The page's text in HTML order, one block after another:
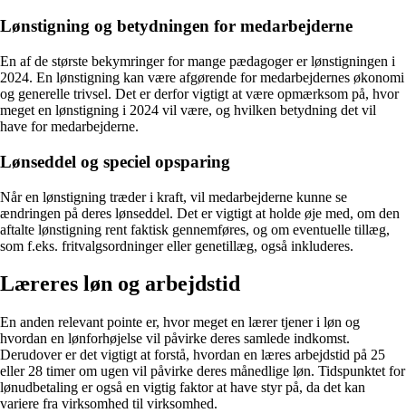
Lønstigning og betydningen for medarbejderne
En af de største bekymringer for mange pædagoger er lønstigningen i
2024. En lønstigning kan være afgørende for medarbejdernes økonomi
og generelle trivsel. Det er derfor vigtigt at være opmærksom på, hvor
meget en lønstigning i 2024 vil være, og hvilken betydning det vil
have for medarbejderne.
Lønseddel og speciel opsparing
Når en lønstigning træder i kraft, vil medarbejderne kunne se
ændringen på deres lønseddel. Det er vigtigt at holde øje med, om den
aftalte lønstigning rent faktisk gennemføres, og om eventuelle tillæg,
som f.eks. fritvalgsordninger eller genetillæg, også inkluderes.
Læreres løn og arbejdstid
En anden relevant pointe er, hvor meget en lærer tjener i løn og
hvordan en lønforhøjelse vil påvirke deres samlede indkomst.
Derudover er det vigtigt at forstå, hvordan en læres arbejdstid på 25
eller 28 timer om ugen vil påvirke deres månedlige løn. Tidspunktet for
lønudbetaling er også en vigtig faktor at have styr på, da det kan
variere fra virksomhed til virksomhed.